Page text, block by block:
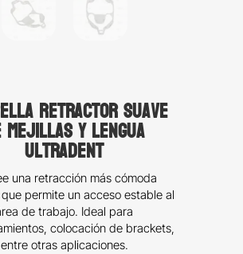
retractor suave
mejillas y lengua
Ultradent
una retracción más cómoda
permite un acceso estable al
de trabajo. Ideal para
colocación de brackets,
entre otras aplicaciones.